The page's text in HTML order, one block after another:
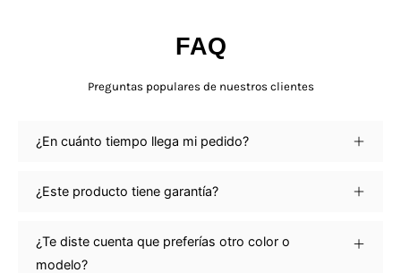
FAQ
Preguntas populares de nuestros clientes
¿En cuánto tiempo llega mi pedido?
¿Este producto tiene garantía?
¿Te diste cuenta que preferías otro color o
modelo?